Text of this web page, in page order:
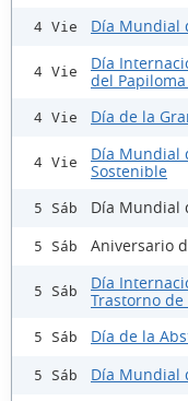
4 Vie Día Mundial
4 Vie
Día
del
4 Vie Día de la
4 Vie
Día Mundial
Sostenible
5 Sáb Día Mundial
5 Sáb Aniversario
5 Sáb
Día
Trastorno
5 Sáb Día de la
5 Sáb Día Mundial